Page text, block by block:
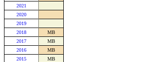
2021
2020
2019
2018
MB
2017
MB
2016
MB
2015
MB